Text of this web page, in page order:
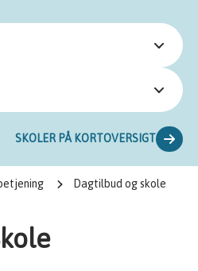
SKOLER PÅ KORTOVERSIGT
Dagtilbud og skole